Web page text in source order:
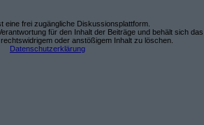
eine frei zugängliche Diskussionsplattform.
für den Inhalt der Beiträge und behält sich das
oder anstößigem Inhalt zu löschen.
Datenschutzerklärung